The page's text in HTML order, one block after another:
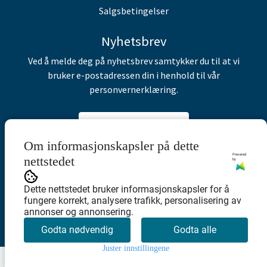
Salgsbetingelser
Nyhetsbrev
Ved å melde deg på nyhetsbrev samtykker du til at vi
bruker e-postadressen din i henhold til vår
personvernerklæring.
Abonner på nyhetsbrev
Om informasjonskapsler på dette
nettstedet
Powered
by
Dette nettstedet bruker informasjonskapsler for å
fungere korrekt, analysere trafikk, personalisering av
annonser og annonsering.
Godta nødvendig
Godta alle
Juster innstillingene